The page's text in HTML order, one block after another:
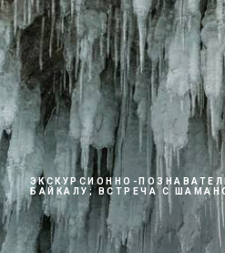
ЭКСКУРСИОННО-
БАЙКАЛУ; ВСТРЕЧА С